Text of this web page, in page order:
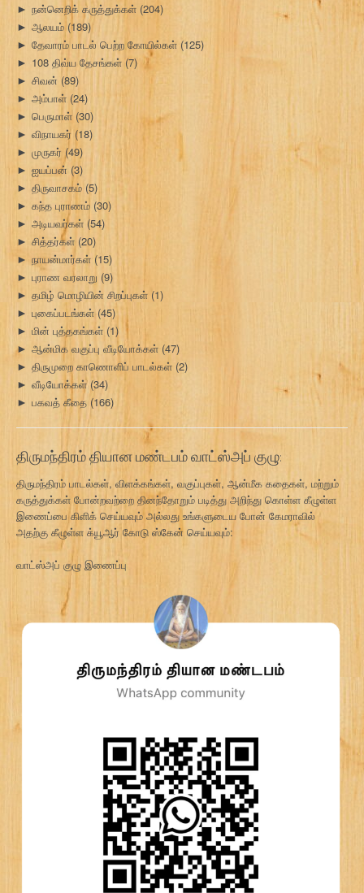
► நன்னெறிக் கருத்துக்கள் (204)
► ஆலயம் (189)
► தேவாரம் பாடல் பெற்ற கோயில்கள் (125)
► 108 திவ்ய தேசங்கள் (7)
► சிவன் (89)
► அம்பாள் (24)
► பெருமாள் (30)
► விநாயகர் (18)
► முருகர் (49)
► ஐயப்பன் (3)
► திருவாசகம் (5)
► கந்த புராணம் (30)
► அடியவர்கள் (54)
► சித்தர்கள் (20)
► நாயன்மார்கள் (15)
► புராண வரலாறு (9)
► தமிழ் மொழியின் சிறப்புகள் (1)
► புகைப்படங்கள்(45)
► மின் புத்தகங்கள் (1)
► ஆன்மிக வகுப்பு வீடியோக்கள் (47)
► திருமுறை காணொளிப் பாடல்கள் (2)
► வீடியோக்கள்(34)
► பகவத் கீதை (166)
திருமந்திரம் தியான மண்டபம் வாட்ஸ்அப் குழு:
திருமந்திரம் பாடல்கள், விளக்கங்கள், வகுப்புகள், ஆன்மீக கதைகள், மற்றும்
கருத்துக்கள் போன்றவற்றை தினந்தோறும் படித்து அறிந்து கொள்ள கீழுள்ள
இணைப்பை கிளிக் செய்யவும் அல்லது உங்களுடைய போன் கேமராவில்
அதற்கு கீழுள்ள க்யூஆர் கோடு ஸ்கேன் செய்யவும்:
வாட்ஸ்அப் குழு இணைப்பு